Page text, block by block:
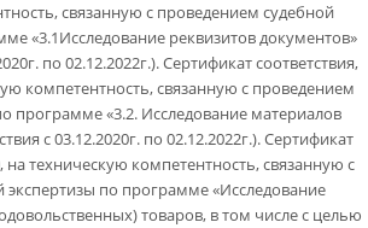
связанную с проведением судебной
«3.1Исследование реквизитов документов»
по 02.12.2022г.). Сертификат соответствия,
компетентность, связанную с проведением
программе «3.2. Исследование материалов
с 03.12.2020г. по 02.12.2022г.). Сертификат
на техническую компетентность, связанную с
экспертизы по программе «Исследование
товаров, в том числе с целью